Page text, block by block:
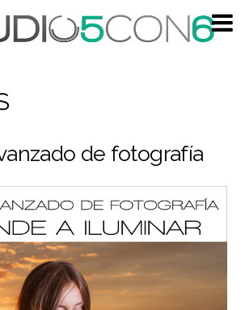
de fotografía